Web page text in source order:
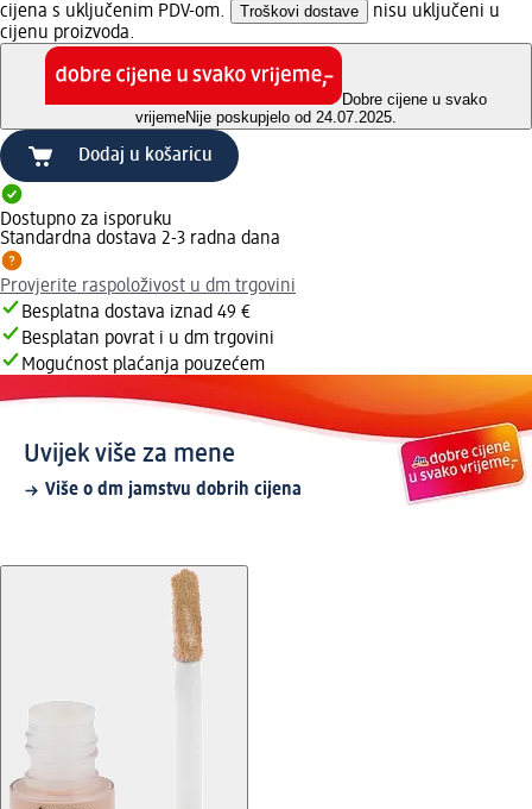
cijena s uključenim PDV-om.
Troškovi dostave
nisu uključeni u
cijenu proizvoda.
Dobre cijene u svako
vrijemeNije poskupjelo od 24.07.2025.
Dodaj u košaricu
Dostupno za isporuku
Standardna dostava 2-3 radna dana
Provjerite raspoloživost u dm trgovini
Besplatna dostava iznad 49 €
Besplatan povrat i u dm trgovini
Mogućnost plaćanja pouzećem
Uvijek više za mene
Više o dm jamstvu dobrih cijena